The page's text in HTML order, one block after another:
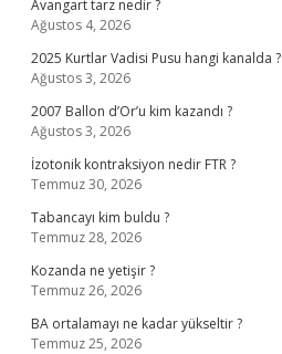
Avangart tarz nedir ?
Ağustos 4, 2026
2025 Kurtlar Vadisi Pusu hangi kanalda ?
Ağustos 3, 2026
2007 Ballon d’Or’u kim kazandı ?
Ağustos 3, 2026
İzotonik kontraksiyon nedir FTR ?
Temmuz 30, 2026
Tabancayı kim buldu ?
Temmuz 28, 2026
Kozanda ne yetişir ?
Temmuz 26, 2026
BA ortalamayı ne kadar yükseltir ?
Temmuz 25, 2026